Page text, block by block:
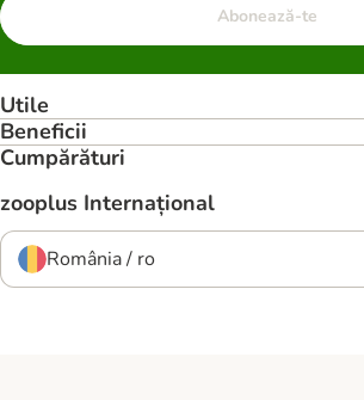
Abonează-te
Utile
Beneficii
Cumpărături
zooplus Internațional
România / ro